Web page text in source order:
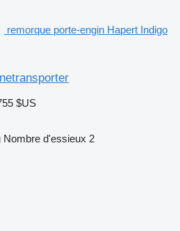
remorque porte-engin Hapert Indigo
$US
Nombre d'essieux 2